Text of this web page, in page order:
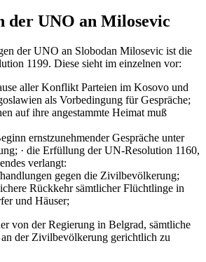
der UNO an Milosevic
der UNO an Slobodan Milosevic ist die
1199. Diese sieht im einzelnen vor:
aller Konflikt Parteien im Kosovo und
als Vorbedingung für Gespräche;
auf ihre angestammte Heimat muß
ernstzunehmender Gespräche unter
· die Erfüllung der UN-Resolution 1160,
verlangt:
gegen die Zivilbevölkerung;
Rückkehr sämtlicher Flüchtlinge in
und Häuser;
von der Regierung in Belgrad, sämtliche
an der Zivilbevölkerung gerichtlich zu